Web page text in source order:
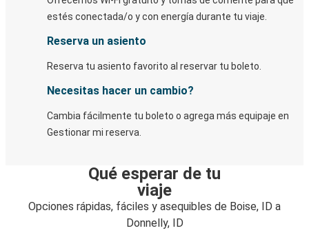
estés conectada/o y con energía durante tu viaje.
Reserva un asiento
Reserva tu asiento favorito al reservar tu boleto.
Necesitas hacer un cambio?
Cambia fácilmente tu boleto o agrega más equipaje en
Gestionar mi reserva.
Qué esperar de tu
viaje
Opciones rápidas, fáciles y asequibles de Boise, ID a
Donnelly, ID